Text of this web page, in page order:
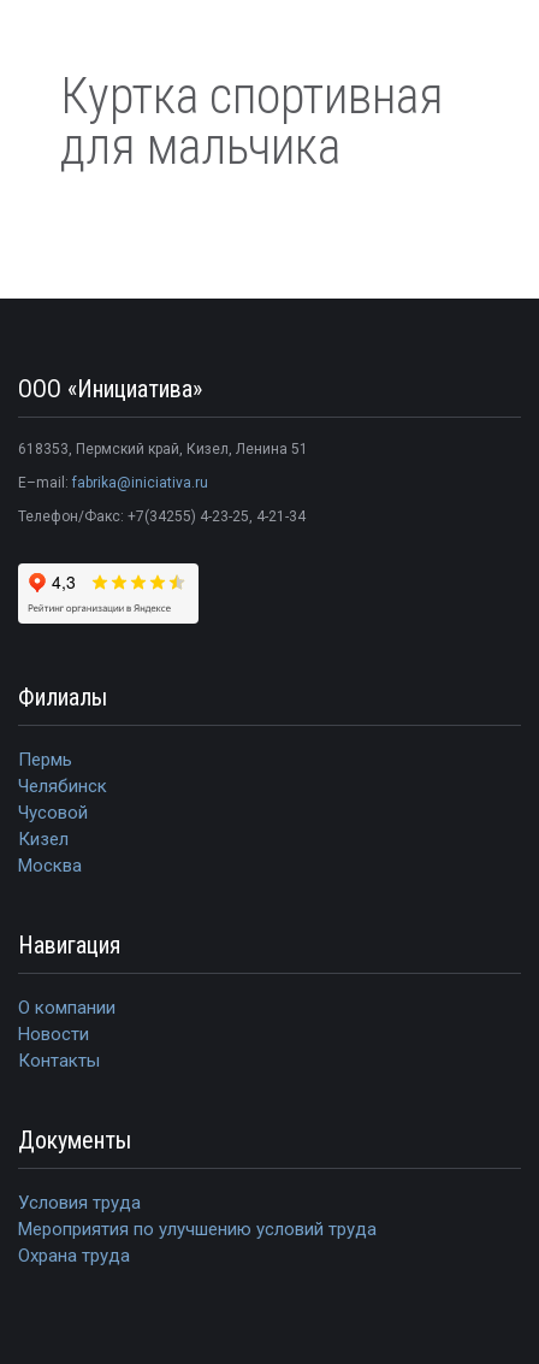
Куртка спортивная
для мальчика
ООО «Инициатива»
618353, Пермский край, Кизел, Ленина 51
E–mail: fabrika@iniciativa.ru
Телефон/Факс: +7(34255) 4-23-25, 4-21-34
Филиалы
Пермь
Челябинск
Чусовой
Кизел
Москва
Навигация
О компании
Новости
Контакты
Документы
Условия труда
Мероприятия по улучшению условий труда
Охрана труда